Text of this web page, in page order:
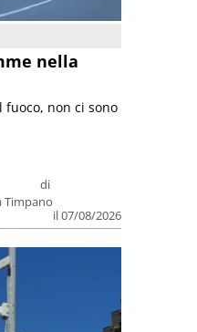
nella
di
Timpano
il 07/08/2026
non ci sono